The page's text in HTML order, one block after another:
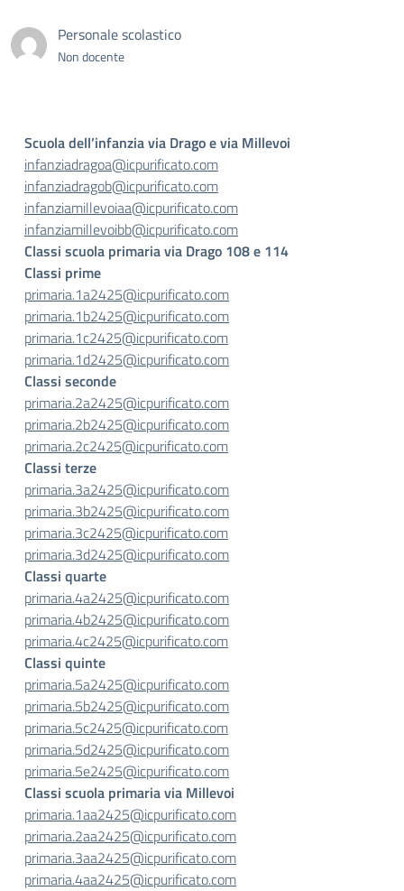
Personale scolastico
Non docente
Scuola dell’infanzia via Drago e via Millevoi
infanziadragoa@icpurificato.com
infanziadragob@icpurificato.com
infanziamillevoiaa@icpurificato.com
infanziamillevoibb@icpurificato.com
Classi scuola primaria via Drago 108 e 114
Classi prime
primaria.1a2425@icpurificato.com
primaria.1b2425@icpurificato.com
primaria.1c2425@icpurificato.com
primaria.1d2425@icpurificato.com
Classi seconde
primaria.2a2425@icpurificato.com
primaria.2b2425@icpurificato.com
primaria.2c2425@icpurificato.com
Classi terze
primaria.3a2425@icpurificato.com
primaria.3b2425@icpurificato.com
primaria.3c2425@icpurificato.com
primaria.3d2425@icpurificato.com
Classi quarte
primaria.4a2425@icpurificato.com
primaria.4b2425@icpurificato.com
primaria.4c2425@icpurificato.com
Classi quinte
primaria.5a2425@icpurificato.com
primaria.5b2425@icpurificato.com
primaria.5c2425@icpurificato.com
primaria.5d2425@icpurificato.com
primaria.5e2425@icpurificato.com
Classi scuola primaria via Millevoi
primaria.1aa2425@icpurificato.com
primaria.2aa2425@icpurificato.com
primaria.3aa2425@icpurificato.com
primaria.4aa2425@icpurificato.com